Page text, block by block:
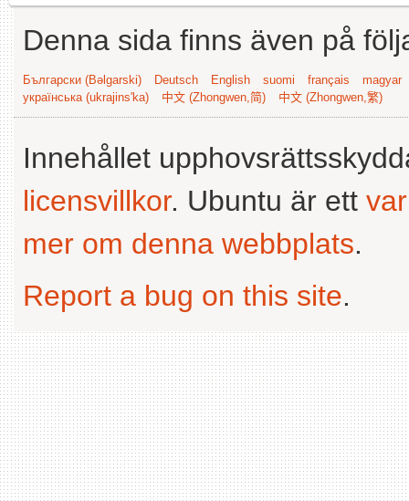
Denna sida finns även på
Български (Bəlgarski) Deutsch English suomi français
magyar
українська (ukrajins'ka)
中文 (Zhongwen,简) 中文 (Zhongwen,繁)
Innehållet
licensvillkor. Ubuntu är ett
mer om denna webbplats.
Report a bug on this site.